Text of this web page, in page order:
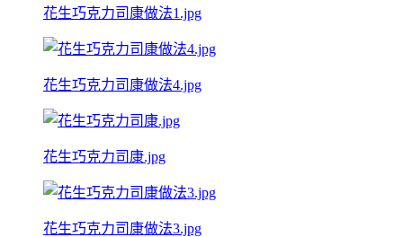
花生巧克力司康做法1.jpg
花生巧克力司康做法4.jpg
花生巧克力司康.jpg
花生巧克力司康做法3.jpg